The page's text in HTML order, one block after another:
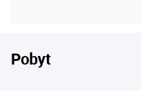
Pobyt